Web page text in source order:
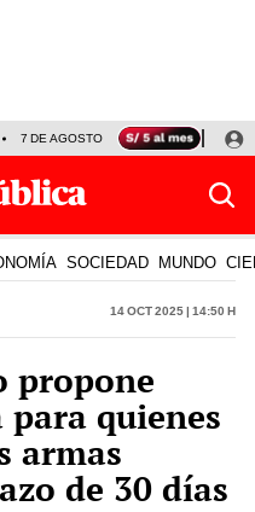
7 DE AGOSTO TINKA RESULTADOS
SOCIEDAD MUNDO
14 Oct 2025 | 14:50 h
propone
quienes
armas
de 30 días